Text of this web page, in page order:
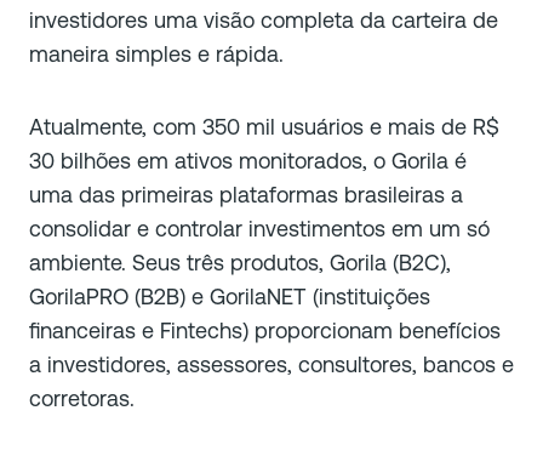
investidores uma visão completa da carteira de
maneira simples e rápida.
Atualmente, com 350 mil usuários e mais de R$
30 bilhões em ativos monitorados, o Gorila é
uma das primeiras plataformas brasileiras a
consolidar e controlar investimentos em um só
ambiente. Seus três produtos, Gorila (B2C),
GorilaPRO (B2B) e GorilaNET (instituições
financeiras e Fintechs) proporcionam benefícios
a investidores, assessores, consultores, bancos e
corretoras.